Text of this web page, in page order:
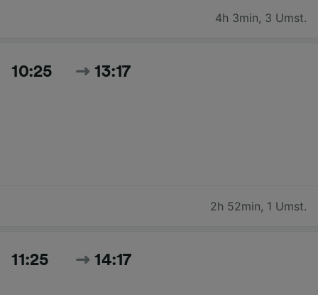
4h 3min, 3 Umst.
10:25 13:17
2h 52min, 1 Umst.
11:25 14:17